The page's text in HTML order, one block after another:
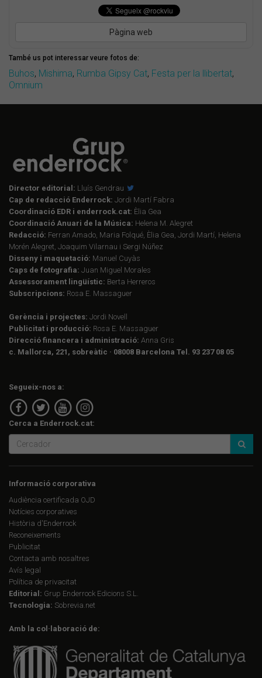
Pàgina web
També us pot interessar veure fotos de:
Buhos, Mishima, Rumba Gipsy Cat, Festa per la llibertat,
Omnium
Director editorial: Lluís Gendrau
Cap de redacció Enderrock: Jordi Martí Fabra
Coordinació EDR i enderrock.cat: Èlia Gea
Coordinació Anuari de la Música: Helena M. Alegret
Redacció: Ferran Amado, Maria Folqué, Èlia Gea, Jordi Martí, Helena
Morén Alegret, Joaquim Vilarnau i Sergi Núñez
Disseny i maquetació: Manuel Cuyàs
Caps de fotografia: Juan Miguel Morales
Assessorament lingüístic: Berta Herreros
Subscripcions: Rosa E. Massaguer
Gerència i projectes: Jordi Novell
Publicitat i producció: Rosa E. Massaguer
Direcció financera i administració: Anna Gris
c. Mallorca, 221, sobreàtic · 08008 Barcelona Tel. 93 237 08 05
Segueix-nos a:
Cerca a Enderrock.cat:
Informació corporativa
Audiència certificada OJD
Notícies corporatives
Història d'Enderrock
Reconeixements
Publicitat
Contacta amb nosaltres
Avís legal
Política de privacitat
Editorial: Grup Enderrock Edicions S.L.
Tecnologia: Sobrevia.net
Amb la col·laboració de: